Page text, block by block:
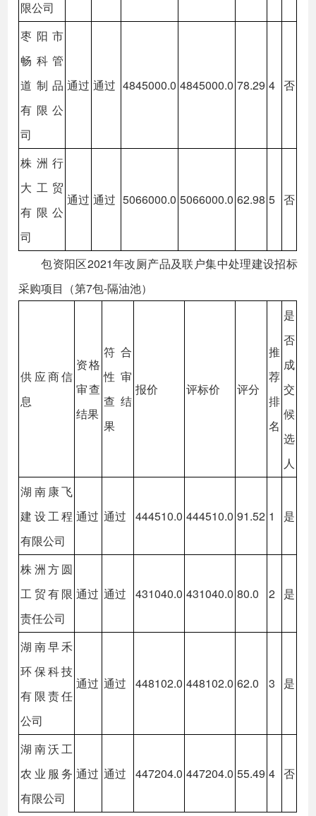
限公司
枣阳市
畅科管
道制品
有限公
司
通过 通过 4845000.0 4845000.0 78.29 4 否
株洲行
大工贸
有限公
司
通过 通过 5066000.0 5066000.0 62.98 5 否
包资阳区2021年改厕产品及联户集中处理建设招标
采购项目（第7包-隔油池）
供应商信
息
资格
审查
结果
符合
性审
查结
果
报价 评标价 评分
推
荐
排
名
是
否
成
交
候
选
人
湖南康飞
建设工程
有限公司
通过 通过 444510.0 444510.0 91.52 1 是
株洲方圆
工贸有限
责任公司
通过 通过 431040.0 431040.0 80.0 2 是
湖南早禾
环保科技
有限责任
公司
通过 通过 448102.0 448102.0 62.0 3 是
湖南沃工
农业服务
有限公司
通过 通过 447204.0 447204.0 55.49 4 否